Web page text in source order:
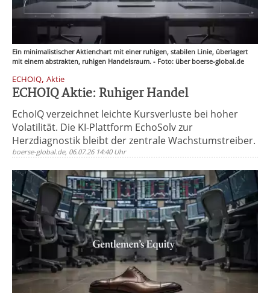
Ein minimalistischer Aktienchart mit einer ruhigen, stabilen Linie, überlagert
mit einem abstrakten, ruhigen Handelsraum. - Foto: über boerse-global.de
ECHOIQ, Aktie
ECHOIQ Aktie: Ruhiger Handel
EchoIQ verzeichnet leichte Kursverluste bei hoher
Volatilität. Die KI-Plattform EchoSolv zur
Herzdiagnostik bleibt der zentrale Wachstumstreiber.
boerse-global.de, 06.07.26 14:40 Uhr